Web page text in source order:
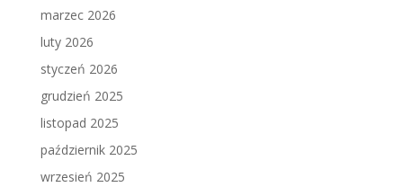
marzec 2026
luty 2026
styczeń 2026
grudzień 2025
listopad 2025
październik 2025
wrzesień 2025